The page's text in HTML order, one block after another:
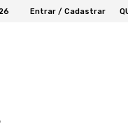
Entrar / Cadastrar